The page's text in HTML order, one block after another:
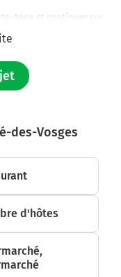
Anne et continuer sur
sur 40 mètres
sortie sur D914 (Avenue
sortie sur D914 et
des-Vosges
d'hôtes